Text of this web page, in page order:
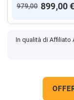
979,00 899,00 €
In qualità di Affiliato